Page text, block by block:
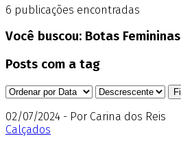
6 publicações encontradas
Você buscou: Botas Femininas
Posts com a tag
02/07/2024 - Por Carina dos Reis
Calçados